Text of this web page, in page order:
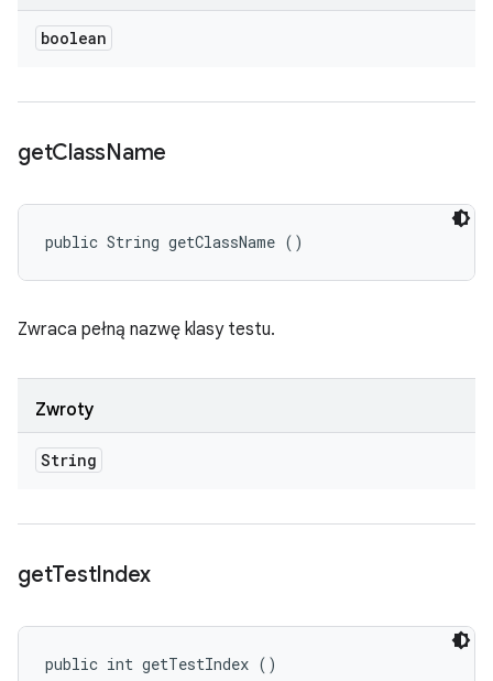
boolean
getClassName
public String getClassName ()
Zwraca pełną nazwę klasy testu.
Zwroty
String
getTestIndex
public int getTestIndex ()